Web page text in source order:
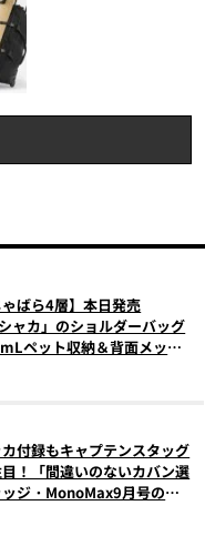
ゃばら4層】本日発売
ャカ」のショルダーバッグ
ペット収納＆背面メッシ
カ付録もキャプテンスタッグ
！「間違いのないカバン選
ジ・MonoMax9月号の目